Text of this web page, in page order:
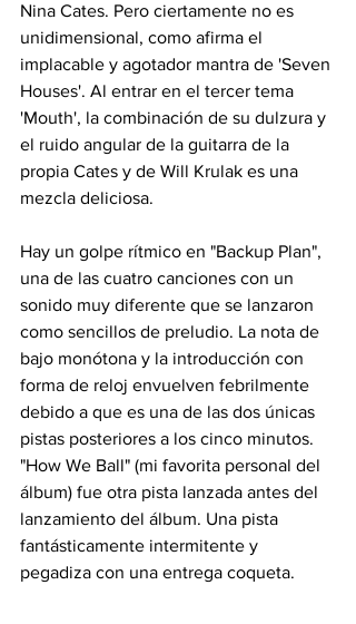
Nina Cates. Pero ciertamente no es
unidimensional, como afirma el
implacable y agotador mantra de 'Seven
Houses'. Al entrar en el tercer tema
'Mouth', la combinación de su dulzura y
el ruido angular de la guitarra de la
propia Cates y de Will Krulak es una
mezcla deliciosa.
Hay un golpe rítmico en "Backup Plan",
una de las cuatro canciones con un
sonido muy diferente que se lanzaron
como sencillos de preludio. La nota de
bajo monótona y la introducción con
forma de reloj envuelven febrilmente
debido a que es una de las dos únicas
pistas posteriores a los cinco minutos.
"How We Ball" (mi favorita personal del
álbum) fue otra pista lanzada antes del
lanzamiento del álbum. Una pista
fantásticamente intermitente y
pegadiza con una entrega coqueta.